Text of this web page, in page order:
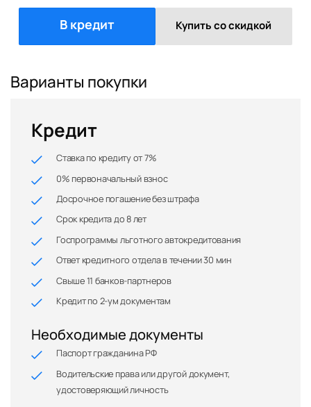
В кредит Купить со скидкой
Варианты покупки
Кредит
Ставка по кредиту от 7%
0% первоначальный взнос
Досрочное погашение без штрафа
Срок кредита до 8 лет
Госпрограммы льготного автокредитования
Ответ кредитного отдела в течении 30 мин
Свыше 11 банков-партнеров
Кредит по 2-ум документам
Необходимые документы
Паспорт гражданина РФ
Водительские права или другой документ,
удостоверяющий личность